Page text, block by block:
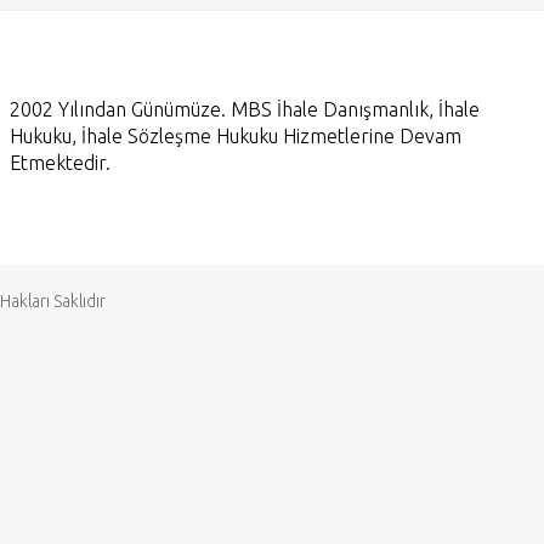
2002 Yılından Günümüze. MBS İhale Danışmanlık, İhale
Hukuku, İhale Sözleşme Hukuku Hizmetlerine Devam
Etmektedir.
Saklıdır